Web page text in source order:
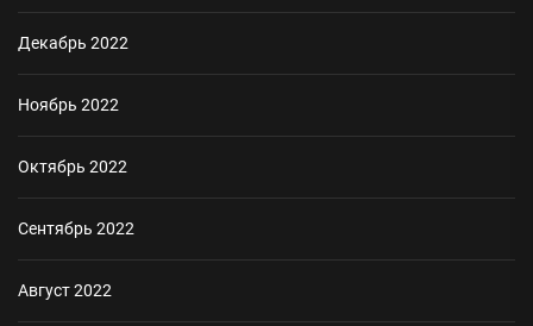
Декабрь 2022
Ноябрь 2022
Октябрь 2022
Сентябрь 2022
Август 2022